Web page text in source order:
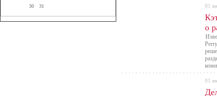
30
31
о
01
01